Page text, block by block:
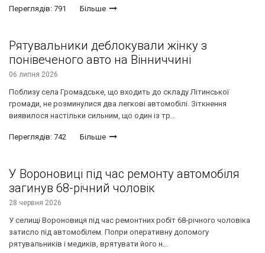
Переглядів: 791 Більше
Рятувальники деблокували жінку з
понівеченого авто на Вінниччині
06 липня 2026
Поблизу села Громадське, що входить до складу Літинської
громади, не розминулися два легкові автомобілі. Зіткнення
виявилося настільки сильним, що один із тр...
Переглядів: 742 Більше
У Вороновиці під час ремонту автомобіля
загинув 68-річний чоловік
28 червня 2026
У селищі Вороновиця під час ремонтних робіт 68-річного чоловіка
затисло під автомобілем. Попри оперативну допомогу
рятувальників і медиків, врятувати його н...